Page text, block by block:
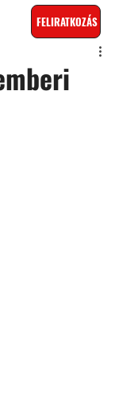
FELIRATKOZÁS